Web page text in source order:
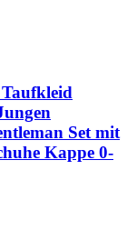
Set mit
Kappe 0-